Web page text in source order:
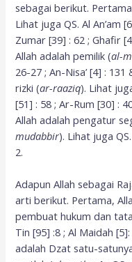
sebagai berikut.
Lihat juga QS. Al An’am
Zumar [39] : 62 ; Ghafir
Allah adalah pemilik (al-
26-27 ; An-Nisa’ [4] :
rizki (ar-raaziq). Lihat
[51] : 58 ; Ar-Rum [30] :
Allah adalah pengatur
mudabbir). Lihat juga
2.
Adapun Allah sebagai
arti berikut. Pertama,
pembuat hukum dan
Tin [95] :8 ; Al Maidah
adalah Dzat satu-